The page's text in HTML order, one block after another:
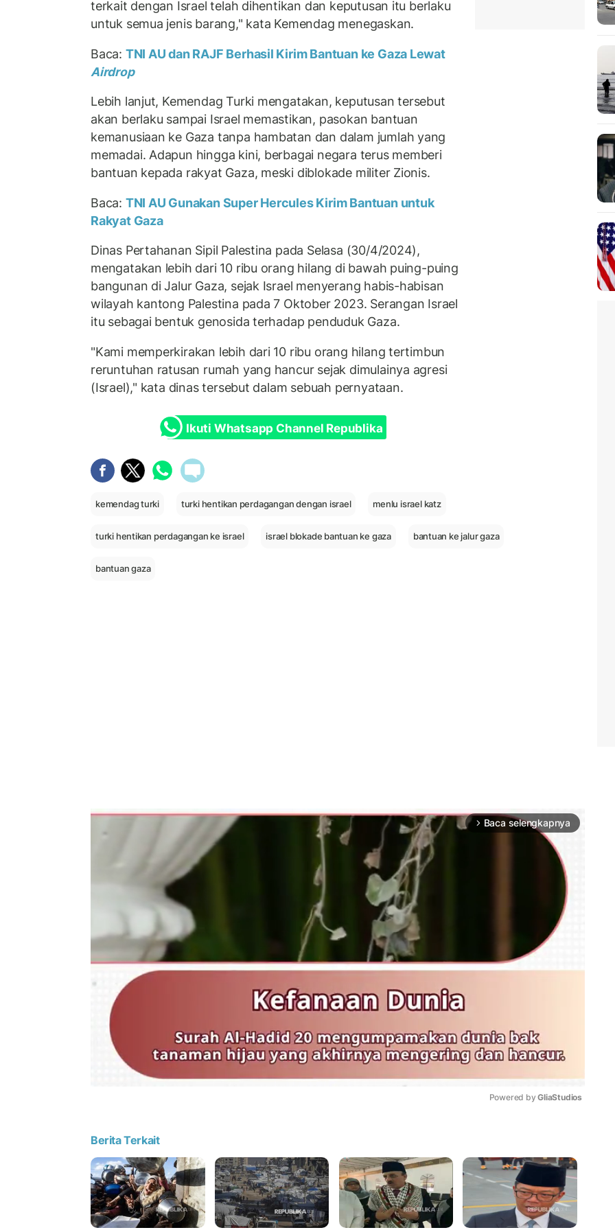
terkait dengan Israel telah dihentikan dan keputusan itu berlaku
untuk semua jenis barang," kata Kemendag menegaskan.
Baca: TNI AU dan RAJF Berhasil Kirim Bantuan ke Gaza Lewat
Airdrop
Lebih lanjut, Kemendag Turki mengatakan, keputusan tersebut
akan berlaku sampai Israel memastikan, pasokan bantuan
kemanusiaan ke Gaza tanpa hambatan dan dalam jumlah yang
memadai. Adapun hingga kini, berbagai negara terus memberi
bantuan kepada rakyat Gaza, meski diblokade militer Zionis.
Baca: TNI AU Gunakan Super Hercules Kirim Bantuan untuk
Rakyat Gaza
Dinas Pertahanan Sipil Palestina pada Selasa (30/4/2024),
mengatakan lebih dari 10 ribu orang hilang di bawah puing-puing
bangunan di Jalur Gaza, sejak Israel menyerang habis-habisan
wilayah kantong Palestina pada 7 Oktober 2023. Serangan Israel
itu sebagai bentuk genosida terhadap penduduk Gaza.
"Kami memperkirakan lebih dari 10 ribu orang hilang tertimbun
reruntuhan ratusan rumah yang hancur sejak dimulainya agresi
(Israel)," kata dinas tersebut dalam sebuah pernyataan.
Ikuti Whatsapp Channel Republika
kemendag turki turki hentikan perdagangan dengan israel menlu israel katz
turki hentikan perdagangan ke israel israel blokade bantuan ke gaza bantuan ke jalur gaza
bantuan gaza
arrow_forward_ios Baca selengkapnya
Powered by GliaStudios
Berita Terkait